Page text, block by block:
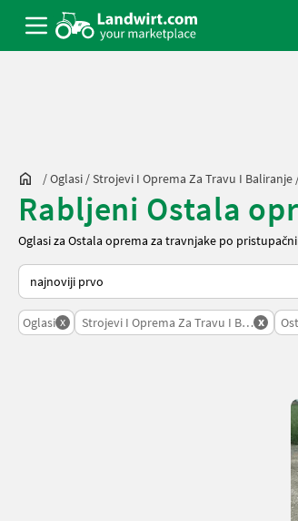
/Oglasi /Strojevi I Oprema Za Travu I Baliranje
Rabljeni Ostala
Oglasi za Ostala oprema za travnjake po
Način na koji sortira Landwirt.com
Oglasi x Strojevi I Oprema Za Travu I Baliranje
x